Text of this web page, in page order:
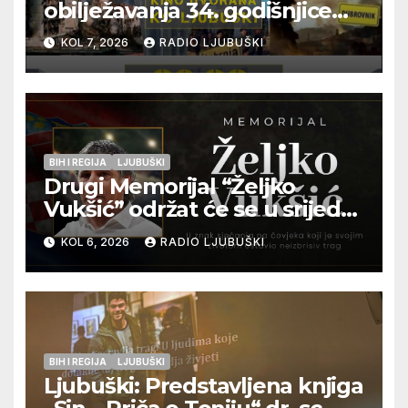
obilježavanja 34. godišnjice
pogibije generala Blaža
Kraljevića i osmorice
pripadnika HOS-a
KOL 7, 2026 RADIO LJUBUŠKI
BIH I REGIJA LJUBUŠKI
Drugi Memorijal “Željko
Vukšić” održat će se u srijedu
12. kolovoza u Otoku
KOL 6, 2026 RADIO LJUBUŠKI
BIH I REGIJA LJUBUŠKI
Ljubuški: Predstavljena knjiga